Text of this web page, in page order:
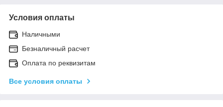
Условия оплаты
Наличными
Безналичный расчет
Оплата по реквизитам
Все условия оплаты